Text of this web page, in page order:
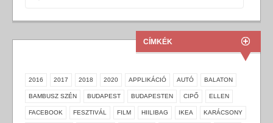
CÍMKÉK
2016 2017 2018 2020 APPLIKÁCIÓ AUTÓ BALATON
BAMBUSZ SZÉN BUDAPEST BUDAPESTEN CIPŐ ELLEN
FACEBOOK FESZTIVÁL FILM HIILIBAG IKEA KARÁCSONY